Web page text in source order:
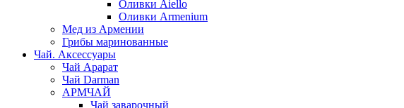
Оливки Aiello
Оливки Armenium
Мед из Армении
Грибы маринованные
Чай. Аксессуары
Чай Арарат
Чай Darman
АРМЧАЙ
Чай заварочный